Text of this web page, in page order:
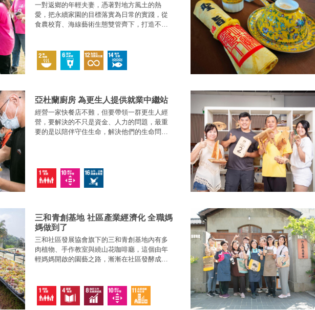
一對返鄉的年輕夫妻，憑著對地方風土的熱
愛，把永續家園的目標落實為日常的實踐，從
食農校育、海線藝術生態雙管齊下，打造不一
亞杜蘭廚房 為更生人提供就業中繼站
經營一家快餐店不難，但要帶領一群更生人經
營，要解決的不只是資金、人力的問題，最重
要的是以陪伴守住生命，解決他們的生命問
三和青創基地 社區產業經濟化 全職媽
媽做到了
三和社區發展協會旗下的三和青創基地內有多
肉植物、手作教室與繞山花咖啡廳，這個由年
輕媽媽開啟的園藝之路，漸漸在社區發酵成有